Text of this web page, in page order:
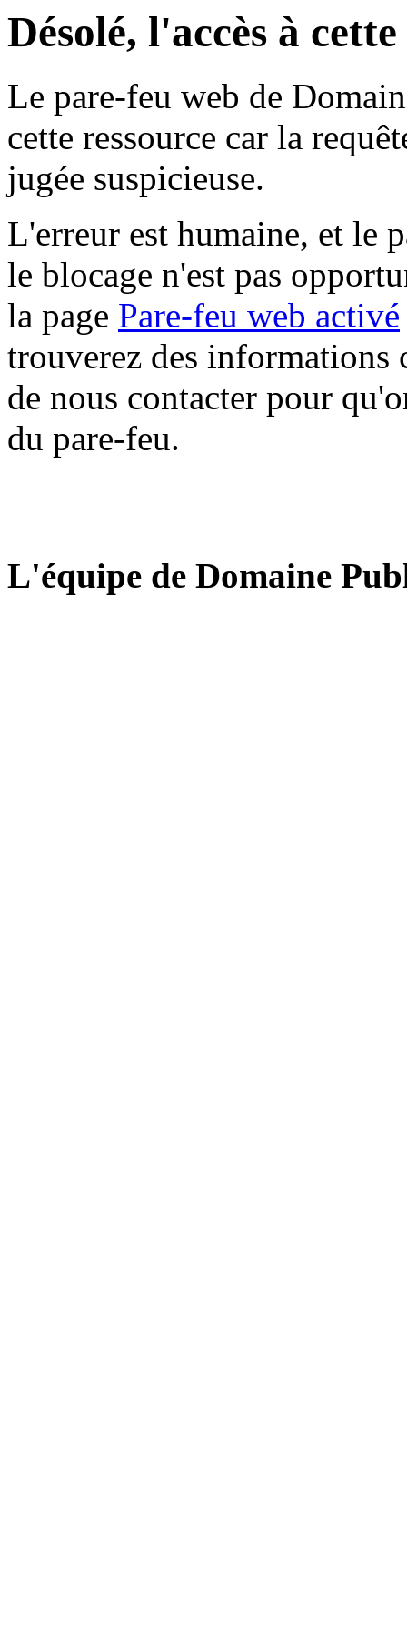
Désolé, l'accès à
Le pare-feu web de
cette ressource car la
jugée suspicieuse.
L'erreur est humaine, et le
le blocage n'est pas
la page Pare-feu web activé
trouverez des informations
de nous contacter pour
du pare-feu.
L'équipe de Domaine